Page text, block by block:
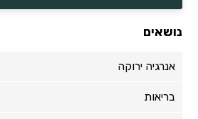
נושאים
אנרגיה ירוקה
בריאות